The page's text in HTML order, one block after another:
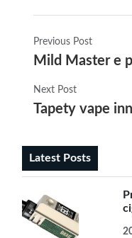
Previous Post
Mild Master e
Next Post
Tapety vape
Latest Posts